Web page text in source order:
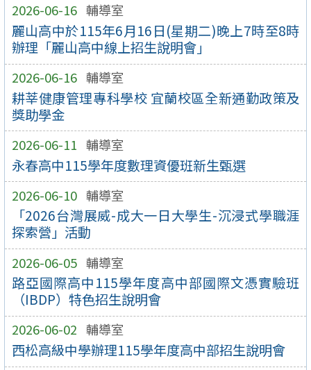
2026-06-16 輔導室
麗山高中於115年6月16日(星期二)晚上7時至8時
辦理「麗山高中線上招生說明會」
2026-06-16 輔導室
耕莘健康管理專科學校 宜蘭校區全新通勤政策及
獎助學金
2026-06-11 輔導室
永春高中115學年度數理資優班新生甄選
2026-06-10 輔導室
「2026台灣展威-成大一日大學生-沉浸式學職涯
探索營」活動
2026-06-05 輔導室
路亞國際高中115學年度高中部國際文憑實驗班
（IBDP）特色招生說明會
2026-06-02 輔導室
西松高級中學辦理115學年度高中部招生說明會